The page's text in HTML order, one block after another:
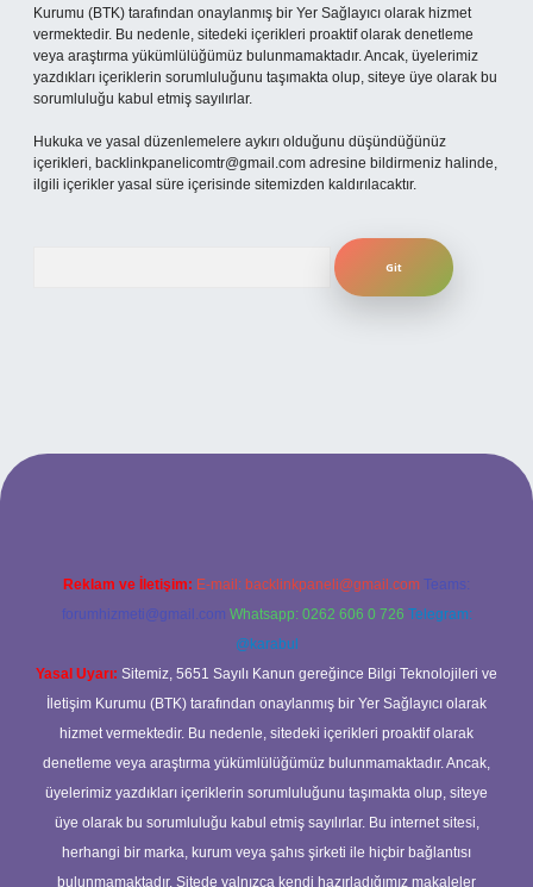
Kurumu (BTK) tarafından onaylanmış bir Yer Sağlayıcı olarak hizmet
vermektedir. Bu nedenle, sitedeki içerikleri proaktif olarak denetleme
veya araştırma yükümlülüğümüz bulunmamaktadır. Ancak, üyelerimiz
yazdıkları içeriklerin sorumluluğunu taşımakta olup, siteye üye olarak bu
sorumluluğu kabul etmiş sayılırlar.
Hukuka ve yasal düzenlemelere aykırı olduğunu düşündüğünüz
içerikleri, backlinkpanelicomtr@gmail.com adresine bildirmeniz halinde,
ilgili içerikler yasal süre içerisinde sitemizden kaldırılacaktır.
Reklam ve İletişim: E-mail: backlinkpaneli@gmail.com Teams:
forumhizmeti@gmail.com Whatsapp: 0262 606 0 726 Telegram:
@karabul
Yasal Uyarı: Sitemiz, 5651 Sayılı Kanun gereğince Bilgi Teknolojileri ve
İletişim Kurumu (BTK) tarafından onaylanmış bir Yer Sağlayıcı olarak
hizmet vermektedir. Bu nedenle, sitedeki içerikleri proaktif olarak
denetleme veya araştırma yükümlülüğümüz bulunmamaktadır. Ancak,
üyelerimiz yazdıkları içeriklerin sorumluluğunu taşımakta olup, siteye
üye olarak bu sorumluluğu kabul etmiş sayılırlar. Bu internet sitesi,
herhangi bir marka, kurum veya şahıs şirketi ile hiçbir bağlantısı
bulunmamaktadır. Sitede yalnızca kendi hazırladığımız makaleler